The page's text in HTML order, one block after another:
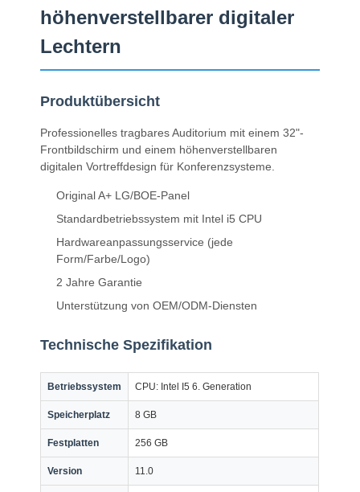
höhenverstellbarer digitaler
Lechtern
Produktübersicht
Professionelles tragbares Auditorium mit einem 32"-
Frontbildschirm und einem höhenverstellbaren
digitalen Vortreffdesign für Konferenzsysteme.
Original A+ LG/BOE-Panel
Standardbetriebssystem mit Intel i5 CPU
Hardwareanpassungsservice (jede
Form/Farbe/Logo)
2 Jahre Garantie
Unterstützung von OEM/ODM-Diensten
Technische Spezifikation
Betriebssystem CPU: Intel I5 6. Generation
Speicherplatz 8 GB
Festplatten 256 GB
Version 11.0